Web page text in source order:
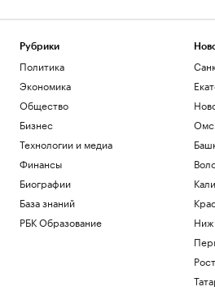
Рубрики
Политика
Экономика
Общество
Бизнес
Технологии и медиа
Финансы
Биографии
База знаний
РБК Образование